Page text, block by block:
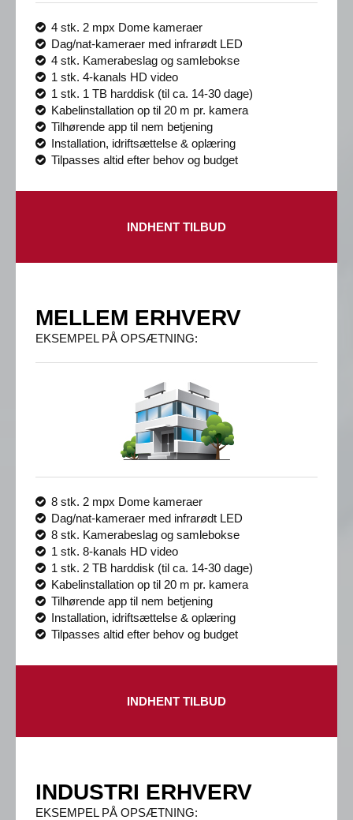
4 stk. 2 mpx Dome kameraer
Dag/nat-kameraer med infrarødt LED
4 stk. Kamerabeslag og samlebokse
1 stk. 4-kanals HD video
1 stk. 1 TB harddisk (til ca. 14-30 dage)
Kabelinstallation op til 20 m pr. kamera
Tilhørende app til nem betjening
Installation, idriftsættelse & oplæring
Tilpasses altid efter behov og budget
INDHENT TILBUD
MELLEM ERHVERV
EKSEMPEL PÅ OPSÆTNING:
8 stk. 2 mpx Dome kameraer
Dag/nat-kameraer med infrarødt LED
8 stk. Kamerabeslag og samlebokse
1 stk. 8-kanals HD video
1 stk. 2 TB harddisk (til ca. 14-30 dage)
Kabelinstallation op til 20 m pr. kamera
Tilhørende app til nem betjening
Installation, idriftsættelse & oplæring
Tilpasses altid efter behov og budget
INDHENT TILBUD
INDUSTRI ERHVERV
EKSEMPEL PÅ OPSÆTNING: